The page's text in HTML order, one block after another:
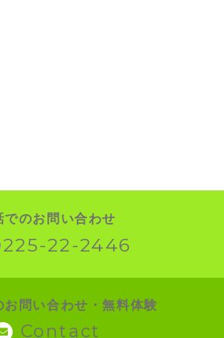
でのお問い合わせ
22-2446
お問い合わせ・無料体験
Contact